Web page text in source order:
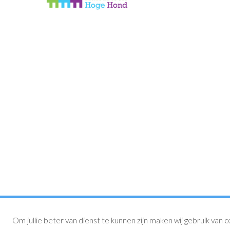
Om jullie beter van dienst te kunnen zijn maken wij gebruik van